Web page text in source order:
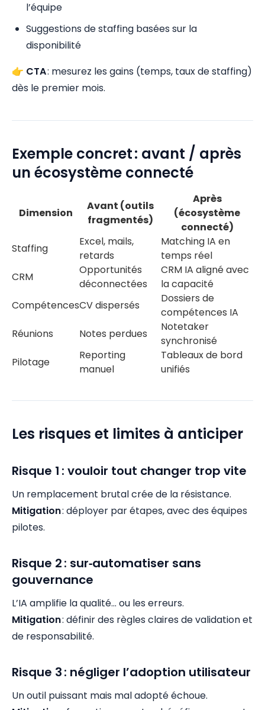
l’équipe
Suggestions de staffing basées sur la
disponibilité
👉 CTA: mesurez les gains (temps, taux de staffing)
dès le premier mois.
Exemple concret : avant / après
un écosystème connecté
Dimension
Avant (outils
fragmentés)
Après
(écosystème
connecté)
Staffing
Excel, mails,
retards
Matching IA en
temps réel
CRM
Opportunités
déconnectées
CRM IA aligné avec
la capacité
CompétencesCV dispersés
Dossiers de
compétences IA
Réunions
Notes perdues
Notetaker
synchronisé
Pilotage
Reporting
manuel
Tableaux de bord
unifiés
Les risques et limites à anticiper
Risque 1 : vouloir tout changer trop vite
Un remplacement brutal crée de la résistance.
Mitigation: déployer par étapes, avec des équipes
pilotes.
Risque 2 : sur‑automatiser sans
gouvernance
L’IA amplifie la qualité… ou les erreurs.
Mitigation: définir des règles claires de validation et
de responsabilité.
Risque 3 : négliger l’adoption utilisateur
Un outil puissant mais mal adopté échoue.